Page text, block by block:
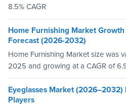
8.5% CAGR
Home Furnishing Market
Forecast (2026-2032)
Home Furnishing Market size was
2025 and growing at a CAGR of
Eyeglasses Market (2026–2032)
Players